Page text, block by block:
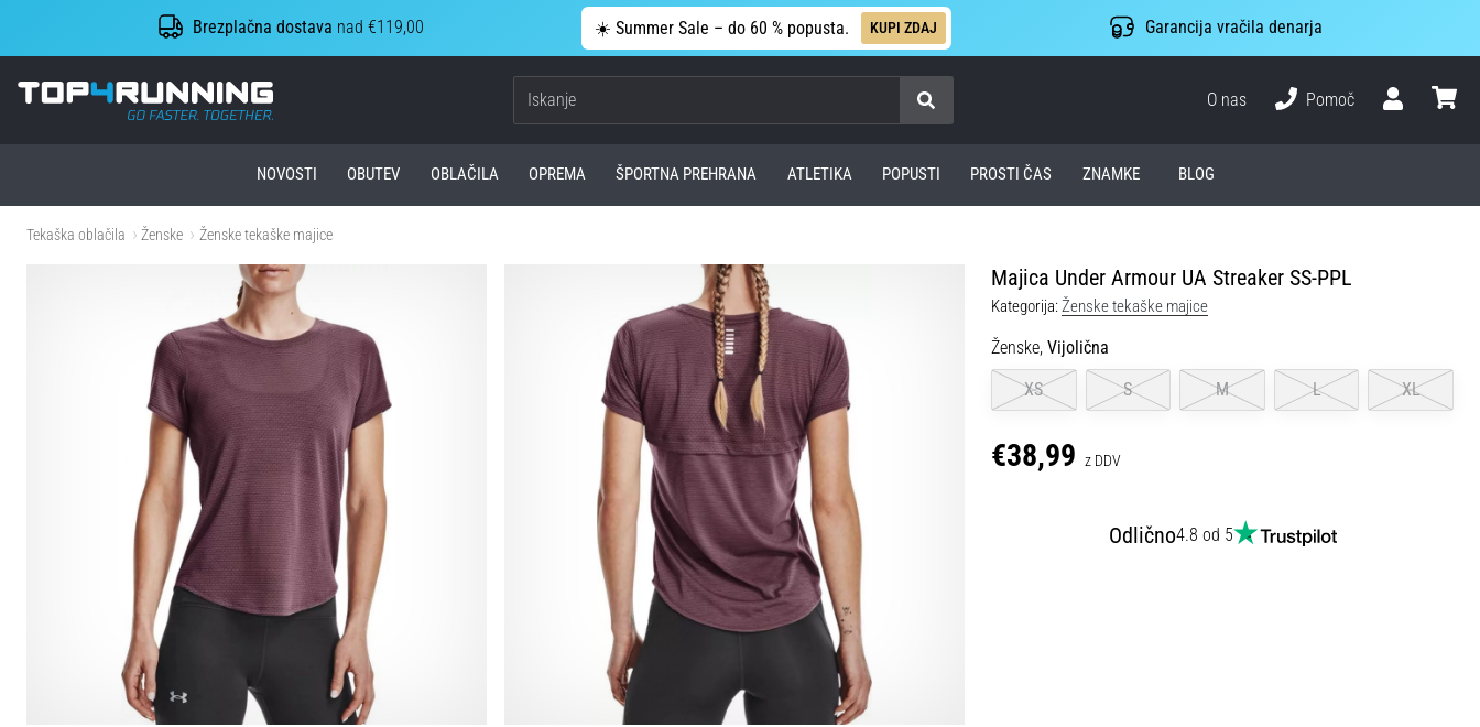
Brezplačna dostava nad €119,00 ☀️ Summer Sale – do 60 % popusta. KUPI ZDAJ Garancija vračila denarja
Top4Running.si
Iskanje
O nas
Pomoč
NOVOSTI OBUTEV OBLAČILA OPREMA ŠPORTNA PREHRANA ATLETIKA POPUSTI PROSTI ČAS ZNAMKE BLOG
Tekaška oblačila Ženske Ženske tekaške majice
Majica Under Armour UA Streaker SS-PPL
Kategorija:Ženske tekaške majice
Ženske, Vijolična
XS
S M L XL
€38,99 z DDV
Odlično4.8 od 5